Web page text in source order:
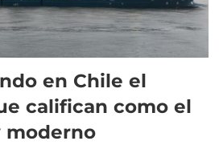
en Chile el
califican como el
moderno